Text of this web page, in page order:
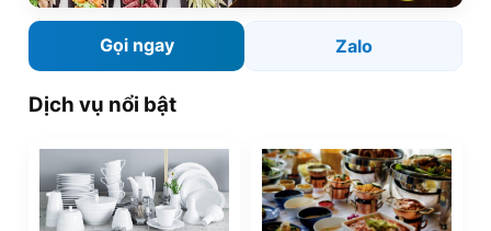
Gọi ngay Zalo
Dịch vụ nổi bật